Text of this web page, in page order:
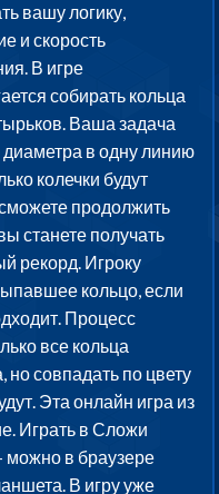
вашу логику,
и скорость
В игре
собирать кольца
Ваша задача
диаметра в одну линию
колечки будут
продолжить
станете получать
рекорд. Игроку
кольцо, если
Процесс
все кольца
но совпадать по цвету
Эта онлайн игра из
Играть в Сложи
можно в браузере
В игру уже